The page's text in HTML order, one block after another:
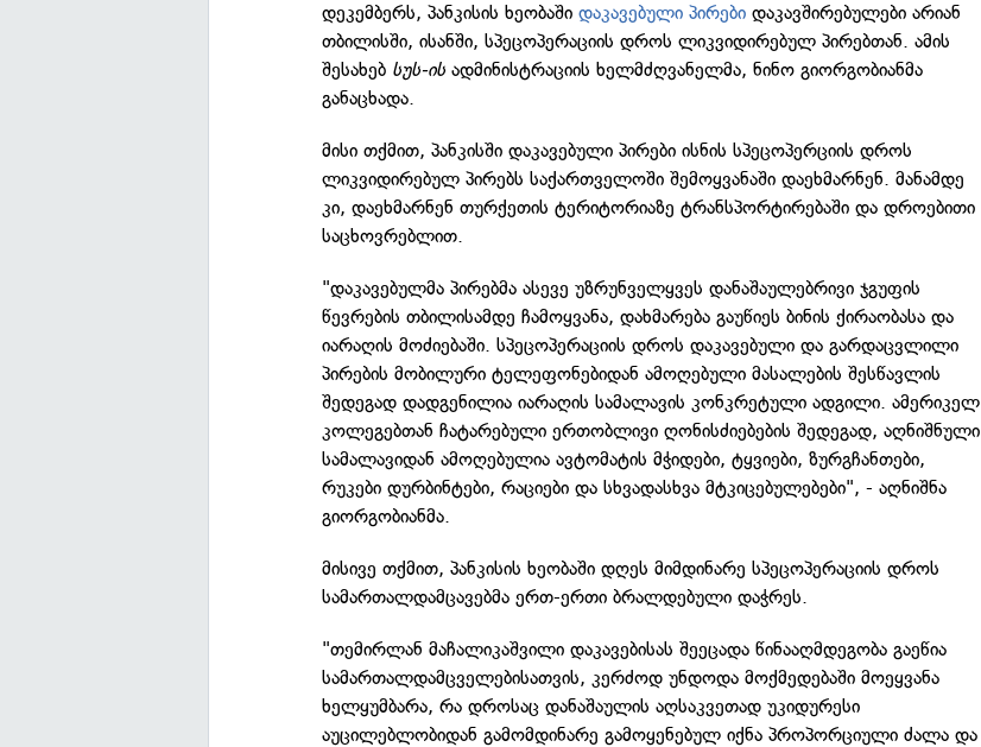
დეკემბერს, პანკისის ხეობაშიდაკავებული პირები დაკავშირებულები არიან
თბილისში, ისანში, სპეცოპერაციის დროს ლიკვიდირებულ პირებთან. ამის
შესახებ სუს-ისადმინისტრაციის ხელმძღვანელმა, ნინო გიორგობიანმა
განაცხადა.
მისი თქმით, პანკისში დაკავებული პირები ისნის სპეცოპერციის დროს
ლიკვიდირებულ პირებს საქართველოში შემოყვანაში დაეხმარნენ. მანამდე
კი, დაეხმარნენ თურქეთის ტერიტორიაზე ტრანსპორტირებაში და დროებითი
საცხოვრებლით.
"დაკავებულმა პირებმა ასევე უზრუნველყვეს დანაშაულებრივი ჯგუფის
წევრების თბილისამდე ჩამოყვანა, დახმარება გაუწიეს ბინის ქირაობასა და
იარაღის მოძიებაში. სპეცოპერაციის დროს დაკავებული და გარდაცვლილი
პირების მობილური ტელეფონებიდან ამოღებული მასალების შესწავლის
შედეგად დადგენილია იარაღის სამალავის კონკრეტული ადგილი. ამერიკელ
კოლეგებთან ჩატარებული ერთობლივი ღონისძიებების შედეგად, აღნიშნული
სამალავიდან ამოღებულია ავტომატის მჭიდები, ტყვიები, ზურგჩანთები,
რუკები დურბინტები, რაციები და სხვადასხვა მტკიცებულებები", - აღნიშნა
გიორგობიანმა.
მისივე თქმით, პანკისის ხეობაში დღეს მიმდინარე სპეცოპერაციის დროს
სამართალდამცავებმა ერთ-ერთი ბრალდებული დაჭრეს.
"თემირლან მაჩალიკაშვილი დაკავებისას შეეცადა წინააღმდეგობა გაეწია
სამართალდამცველებისათვის, კერძოდ უნდოდა მოქმედებაში მოეყვანა
ხელყუმბარა, რა დროსაც დანაშაულის აღსაკვეთად უკიდურესი
აუცილებლობიდან გამომდინარე გამოყენებულ იქნა პროპორციული ძალა და